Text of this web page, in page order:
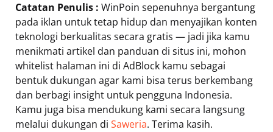
Catatan Penulis : WinPoin sepenuhnya bergantung
pada iklan untuk tetap hidup dan menyajikan konten
teknologi berkualitas secara gratis — jadi jika kamu
menikmati artikel dan panduan di situs ini, mohon
whitelist halaman ini di AdBlock kamu sebagai
bentuk dukungan agar kami bisa terus berkembang
dan berbagi insight untuk pengguna Indonesia.
Kamu juga bisa mendukung kami secara langsung
melalui dukungan di Saweria. Terima kasih.